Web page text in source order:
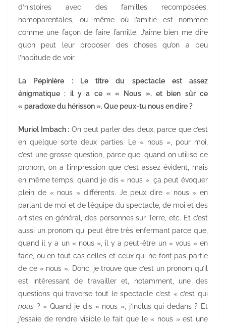
d’histoires avec des familles recomposées,
homoparentales, ou même où l’amitié est nommée
comme une façon de faire famille. J’aime bien me dire
qu’on peut leur proposer des choses qu’on a peu
l’habitude de voir.
La Pépinière : Le titre du spectacle est assez
énigmatique : il y a ce « « Nous », et bien sûr ce
« paradoxe du hérisson ». Que peux-tu nous en dire ?
Muriel Imbach : On peut parler des deux, parce que c’est
en quelque sorte deux parties. Le « nous », pour moi,
c’est une grosse question, parce que, quand on utilise ce
pronom, on a l’impression que c’est assez évident, mais
en même temps, quand je dis « nous », ça peut évoquer
plein de « nous » différents. Je peux dire « nous » en
parlant de moi et de l’équipe du spectacle, de moi et des
artistes en général, des personnes sur Terre, etc. Et c’est
aussi un pronom qui peut être très enfermant parce que,
quand il y a un « nous », il y a peut-être un « vous » en
face, ou en tout cas celles et ceux qui ne font pas partie
de ce « nous ». Donc, je trouve que c’est un pronom qu’il
est intéressant de travailler et, notamment, une des
questions qui traverse tout le spectacle c’est « c’est qui
nous ? » Quand je dis « nous », j’inclus qui dedans ? Et
j’essaie de rendre visible le fait que le « nous » est une